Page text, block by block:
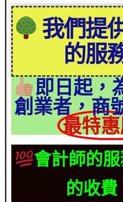
我們提
的服
即日起，
創業者，商
最特
會計師的
的收費